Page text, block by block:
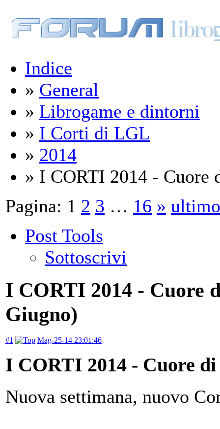
Indice
» General
» Librogame e dintorni
» I Corti di LGL
» 2014
» I CORTI 2014 - Cuore
Pagina: 1 2 3 … 16 » ultimo
Post Tools
Sottoscrivi
I CORTI 2014 - Cuore
Giugno)
#1 Mag-25-14 23:01:46
I CORTI 2014 - Cuore
Nuova settimana, nuovo